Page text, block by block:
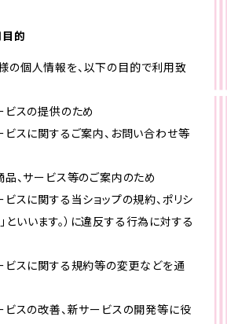
的
の個人情報を、以下の目的で利用致
ビスの提供のため
ービスに関するご案内、お問い合わせ等
品、サービス等のご案内のため
ビスに関する当ショップの規約、ポリシ
といいます。）に違反する行為に対する
ービスに関する規約等の変更などを通
ービスの改善、新サービスの開発等に役